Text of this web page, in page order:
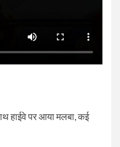
हाईवे पर आया मलबा, कई